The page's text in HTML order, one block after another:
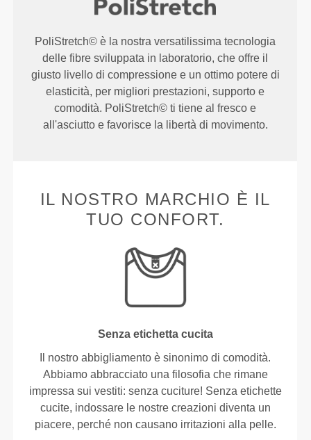
PoliStretch© è la nostra versatilissima tecnologia
delle fibre sviluppata in laboratorio, che offre il
giusto livello di compressione e un ottimo potere di
elasticità, per migliori prestazioni, supporto e
comodità. PoliStretch© ti tiene al fresco e
all'asciutto e favorisce la libertà di movimento.
IL NOSTRO MARCHIO È IL
TUO CONFORT.
Senza etichetta cucita
Il nostro abbigliamento è sinonimo di comodità.
Abbiamo abbracciato una filosofia che rimane
impressa sui vestiti: senza cuciture! Senza etichette
cucite, indossare le nostre creazioni diventa un
piacere, perché non causano irritazioni alla pelle.